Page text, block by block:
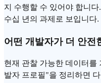
지 수행할 수 있어야 합니
수십 년의 과제로 보입니다.
어떤 개발자가 더 안전
현재 관찰 가능한 데이터를
발자 프로필"을 정리하면